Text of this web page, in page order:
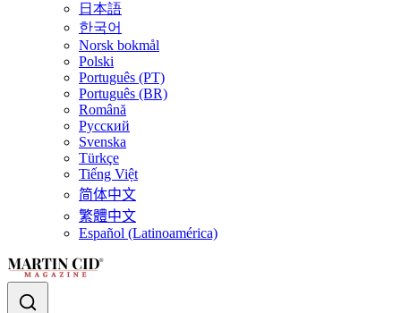
日本語
한국어
Norsk bokmål
Polski
Português (PT)
Português (BR)
Română
Русский
Svenska
Türkçe
Tiếng Việt
简体中文
繁體中文
Español (Latinoamérica)